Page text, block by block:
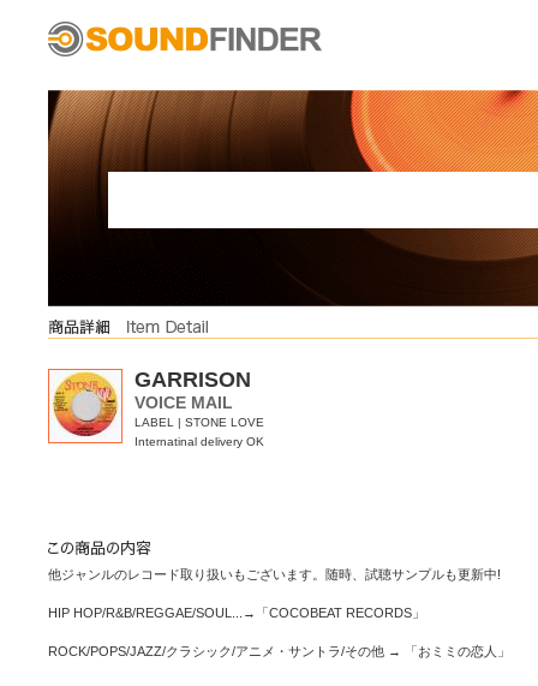
GARRISON
VOICE MAIL
LABEL | STONE LOVE
Internatinal delivery OK
他ジャンルのレコード取り扱いもございます。随時、試聴サンプルも更新中!
HIP HOP/R&B/REGGAE/SOUL...→「COCOBEAT RECORDS」
ROCK/POPS/JAZZ/クラシック/アニメ・サントラ/その他 → 「おミミの恋人」